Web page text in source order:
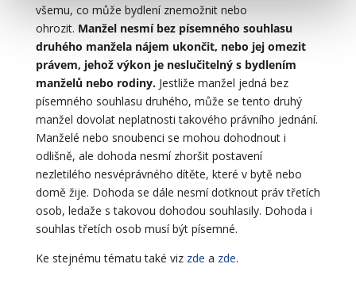
všemu, co může bydlení znemožnit nebo
ohrozit. Manžel nesmí bez písemného souhlasu
druhého manžela nájem ukončit, nebo jej omezit
právem, jehož výkon je neslučitelný s bydlením
manželů nebo rodiny.Jestliže manžel jedná bez
písemného souhlasu druhého, může se tento druhý
manžel dovolat neplatnosti takového právního jednání.
Manželé nebo snoubenci se mohou dohodnout i
odlišně, ale dohoda nesmí zhoršit postavení
nezletilého nesvéprávného dítěte, které v bytě nebo
domě žije. Dohoda se dále nesmí dotknout práv třetích
osob, ledaže s takovou dohodou souhlasily. Dohoda i
souhlas třetích osob musí být písemné.
Ke stejnému tématu také viz zde a zde.